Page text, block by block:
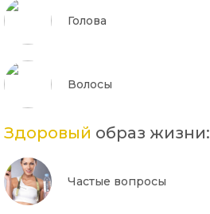
Голова
Волосы
Здоровый образ жизни:
Частые вопросы